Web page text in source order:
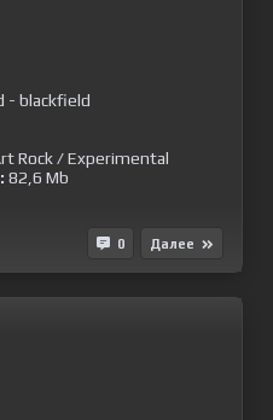
Rock / Experimental
82,6 Mb
0 Далее